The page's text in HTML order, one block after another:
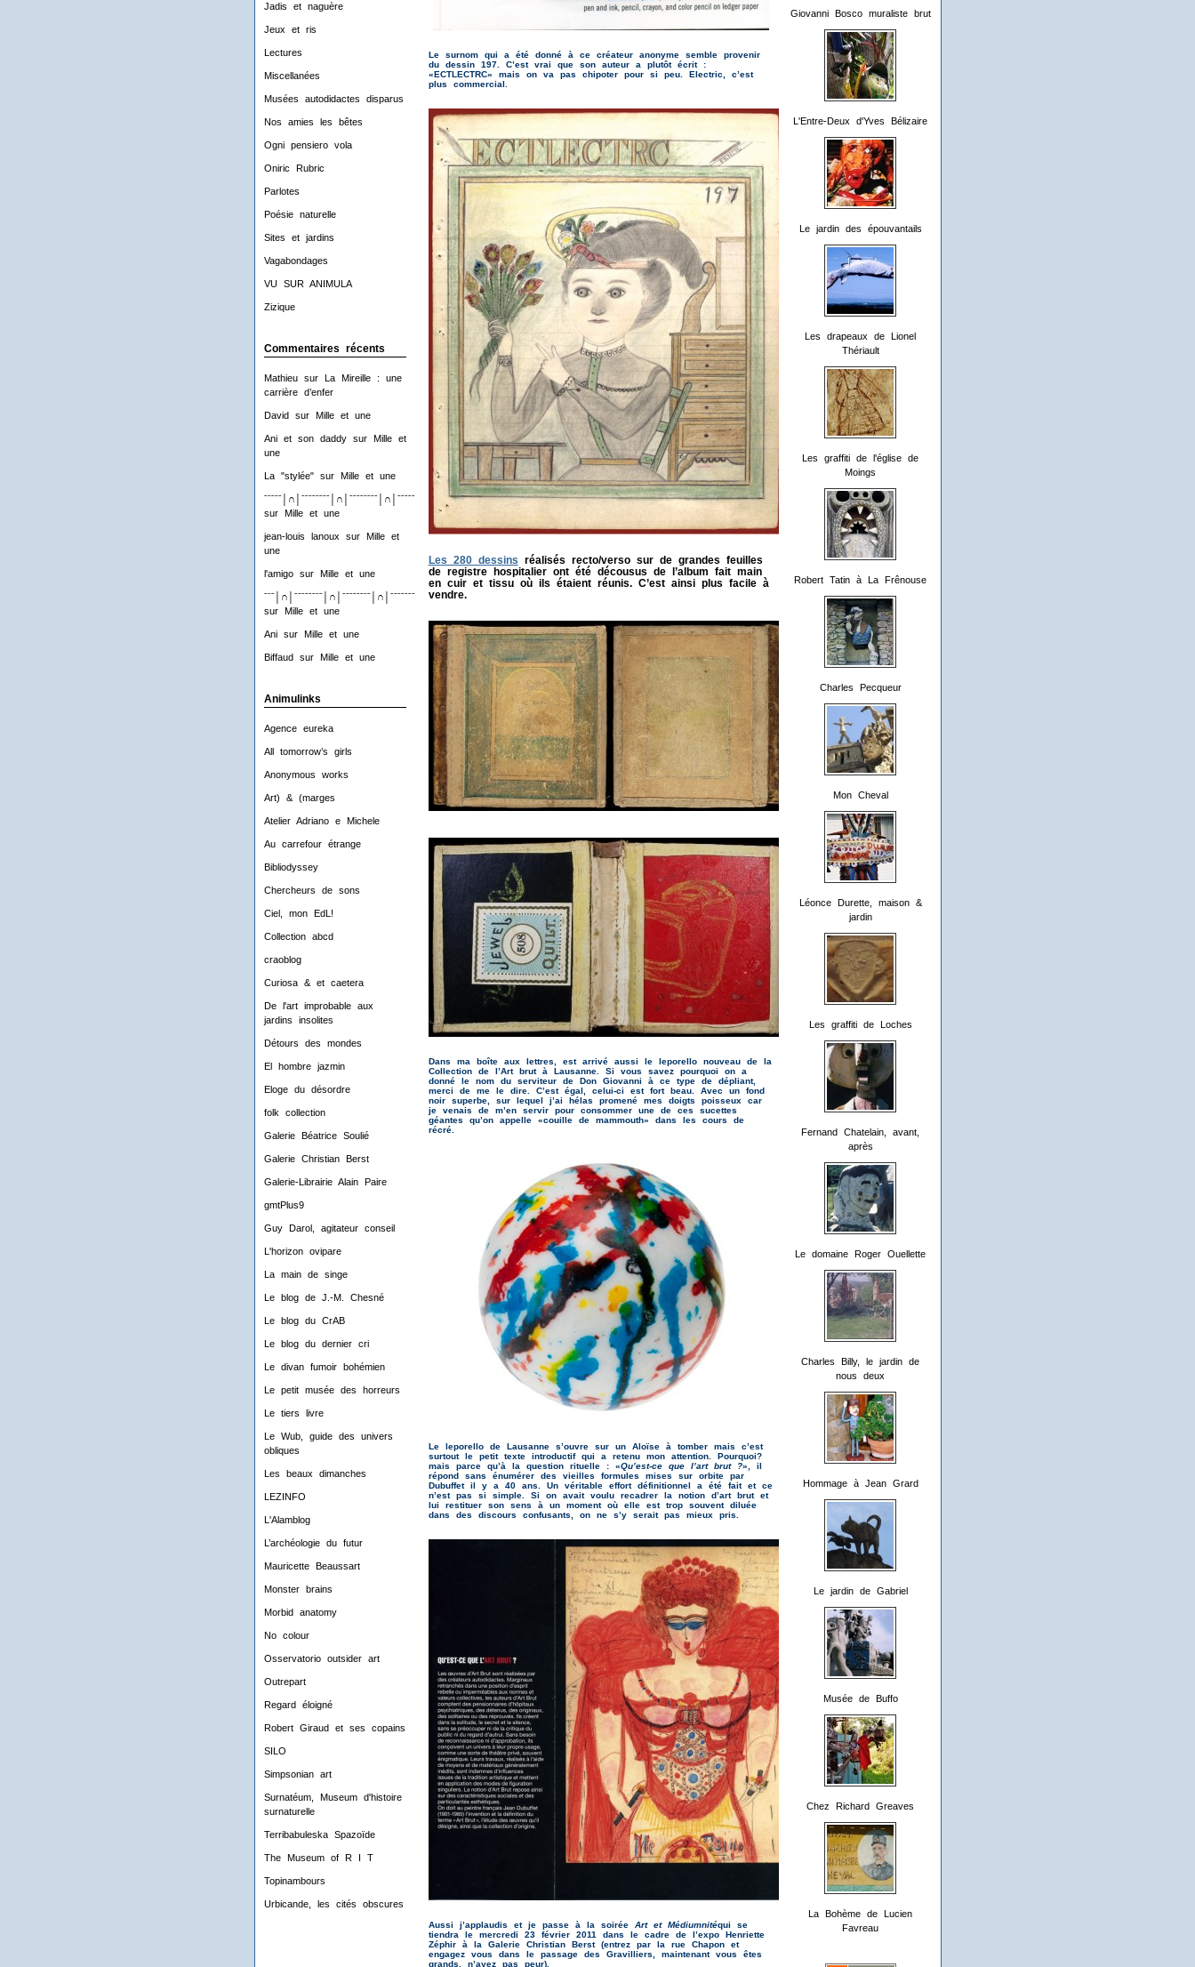
Jadis et naguère
Jeux et ris
Lectures
Miscellanées
Musées autodidactes disparus
Nos amies les bêtes
Ogni pensiero vola
Oniric Rubric
Parlotes
Poésie naturelle
Sites et jardins
Vagabondages
VU SUR ANIMULA
Zizique
Commentaires récents
Mathieusur
La Mireille : une
carrière d’enfer
David sur Mille et une
Ani et son daddysur
Mille et
une
La "stylée"sur Mille et une
ˉˉˉˉˉ│∩│ˉˉˉˉˉˉˉˉ│∩│ˉˉˉˉˉˉˉˉ│∩│ˉˉˉˉˉˉˉˉ│∩│ˉˉˉˉ
sur
Mille et une
jean-louis lanoux sur
Mille et
une
l'amigosur Mille et une
ˉˉˉ│∩│ˉˉˉˉˉˉˉˉ│∩│ˉˉˉˉˉˉˉˉ│∩│ˉˉˉˉˉˉˉˉ│∩│ˉˉˉ
sur
Mille et une
Anisur Mille et une
Biffaud sur Mille et une
Animulinks
Agence eureka
All tomorrow’s girls
Anonymous works
Art) & (marges
Atelier Adriano e Michele
Au carrefour étrange
Bibliodyssey
Chercheurs de sons
Ciel, mon EdL!
Collection abcd
craoblog
Curiosa & et caetera
De l'art improbable aux
jardins insolites
Détours des mondes
El hombre jazmin
Eloge du désordre
folk collection
Galerie Béatrice Soulié
Galerie Christian Berst
Galerie-Librairie Alain Paire
gmtPlus9
Guy Darol, agitateur conseil
L'horizon ovipare
La main de singe
Le blog de J.-M. Chesné
Le blog du CrAB
Le blog du dernier cri
Le divan fumoir bohémien
Le petit musée des horreurs
Le tiers livre
Le Wub, guide des univers
obliques
Les beaux dimanches
LEZINFO
L'Alamblog
L’archéologie du futur
Mauricette Beaussart
Monster brains
Morbid anatomy
No colour
Osservatorio outsider art
Outrepart
Regard éloigné
Robert Giraud et ses copains
SILO
Simpsonian art
Surnatéum, Museum d'histoire
surnaturelle
Terribabuleska Spazoïde
The Museum of R I T
Topinambours
Urbicande, les cités obscures
Giovanni Bosco muraliste brut
L'Entre-Deux d'Yves Bélizaire
Le jardin des épouvantails
Les drapeaux de Lionel
Thériault
Les graffiti de l'église de
Moings
Robert Tatin à La Frênouse
Charles Pecqueur
Mon Cheval
Léonce Durette, maison &
jardin
Les graffiti de Loches
Fernand Chatelain, avant,
après
Le domaine Roger Ouellette
Charles Billy, le jardin de
nous deux
Hommage à Jean Grard
Le jardin de Gabriel
Musée de Buffo
Chez Richard Greaves
La Bohème de Lucien
Favreau
Le surnom qui a été donné à ce créateur anonyme semble provenir
du dessin 197. C’est vrai que son auteur a plutôt écrit :
«ECTLECTRC» mais on va pas chipoter pour si peu. Electric, c’est
plus commercial.
Les 280 dessins réalisés recto/verso sur de grandes feuilles
de registre hospitalier ont été décousus de l’album fait main
en cuir et tissu où ils étaient réunis. C’est ainsi plus facile à
vendre.
Dans ma boîte aux lettres, est arrivé aussi le leporello nouveau de la
Collection de l’Art brut à Lausanne. Si vous savez pourquoi on a
donné le nom du serviteur de Don Giovanni à ce type de dépliant,
merci de me le dire. C’est égal, celui-ci est fort beau. Avec un fond
noir superbe, sur lequel j’ai hélas promené mes doigts poisseux car
je venais de m’en servir pour consommer une de ces sucettes
géantes qu’on appelle «couille de mammouth» dans les cours de
récré.
Le leporello de Lausanne s’ouvre sur un Aloïse à tomber mais c’est
surtout le petit texte introductif qui a retenu mon attention. Pourquoi?
mais parce qu’à la question rituelle : «Qu’est-ce que l’art brut ?», il
répond sans énumérer des vieilles formules mises sur orbite par
Dubuffet il y a 40 ans. Un véritable effort définitionnel a été fait et ce
n’est pas si simple. Si on avait voulu recadrer la notion d’art brut et
lui restituer son sens à un moment où elle est trop souvent diluée
dans des discours confusants, on ne s’y serait pas mieux pris.
Aussi j’applaudis et je passe à la soirée Art et Médiumnitéqui se
tiendra le mercredi 23 février 2011 dans le cadre de l’expo Henriette
Zéphir à la Galerie Christian Berst (entrez par la rue Chapon et
engagez vous dans le passage des Gravilliers, maintenant vous êtes
grands, n’ayez pas peur).